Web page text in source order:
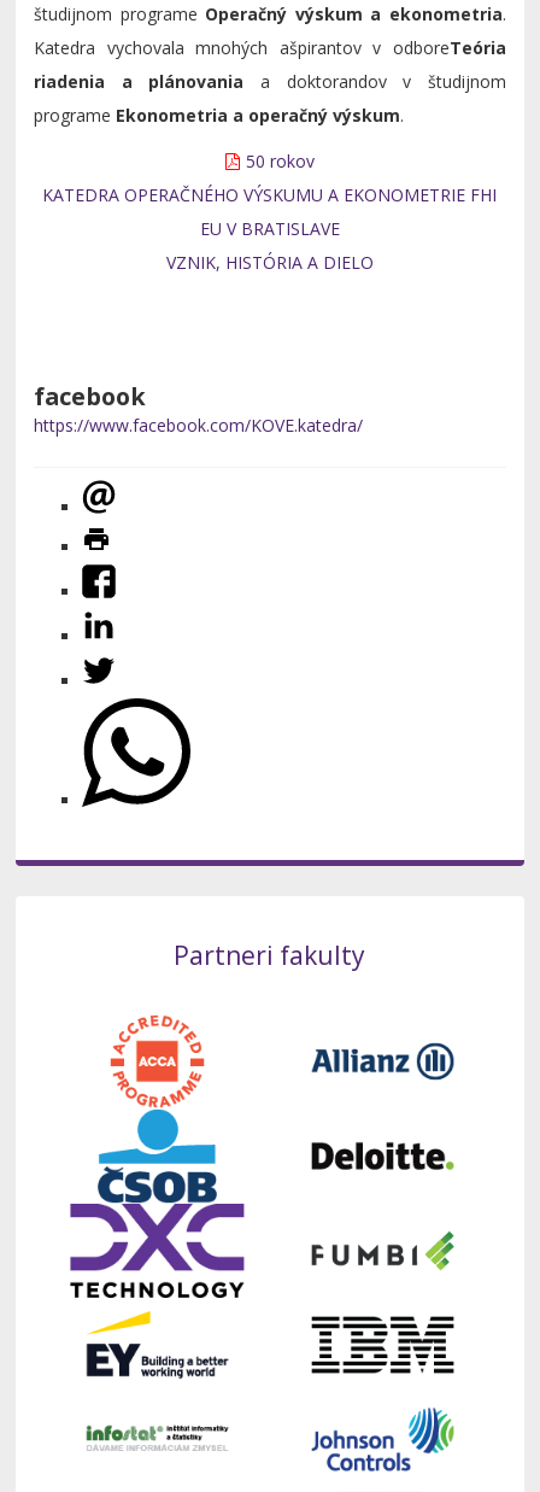
študijnom programe Operačný výskum a ekonometria.
Katedra vychovala mnohých ašpirantov v odboreTeória
riadenia a plánovania a doktorandov v študijnom
programe Ekonometria a operačný výskum.
50 rokov
KATEDRA OPERAČNÉHO VÝSKUMU A EKONOMETRIE FHI
EU V BRATISLAVE
VZNIK, HISTÓRIA A DIELO
facebook
https://www.facebook.com/KOVE.katedra/
Partneri fakulty